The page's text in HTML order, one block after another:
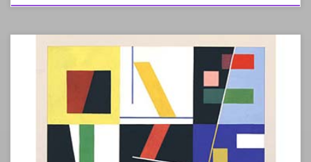
Chers collègues, Vous allez être amené à travailler dans le cadre de
l’option facultative arts plastiques sur l’oeuvre de Sophie Taueber-Arp
(1889-1943) et plus particulièrement sur 3 productions. Pour vous aider
à retrouver quelques informations sur ces 3 oeuvres, voici quelques
liens utilises : Laurent Chardon – Tapisserie Dada, Composition […]